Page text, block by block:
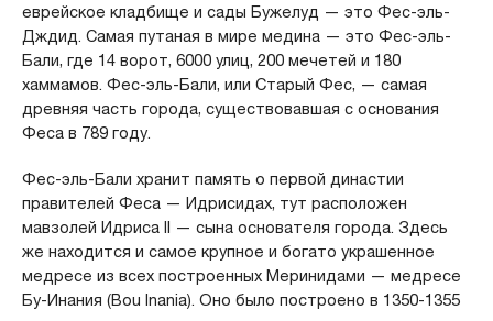
еврейское кладбище и сады Бужелуд — это Фес-эль-
Дждид. Самая путаная в мире медина — это Фес-эль-
Бали, где 14 ворот, 6000 улиц, 200 мечетей и 180
хаммамов. Фес-эль-Бали, или Старый Фес, — самая
древняя часть города, существовавшая с основания
Феса в 789 году.
Фес-эль-Бали хранит память о первой династии
правителей Феса — Идрисидах, тут расположен
мавзолей Идриса II — сына основателя города. Здесь
же находится и самое крупное и богато украшенное
медресе из всех построенных Меринидами — медресе
Бу-Инания (Bou Inania). Оно было построено в 1350-1355